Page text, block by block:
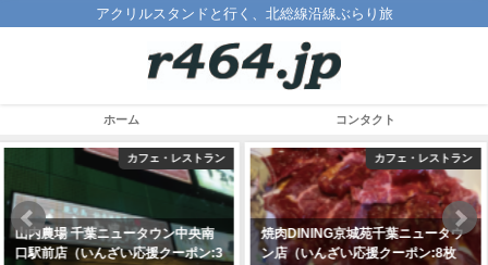
アクリルスタンドと行く、北総線沿線ぶらり旅
ホーム コンタクト
カフェ・レストラン
焼肉DINING京城苑千葉ニュータウ
ン店（いんざい応援クーポン:8枚
カフェ・レストラン
California Style Kitchen（いんざ
い応援クーポン:2枚目）